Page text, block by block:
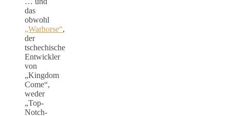
das
obwohl
„Warhorse“,
der
tschechische
Entwickler
von
„Kingdom
Come“,
weder
„Top-
Notch-